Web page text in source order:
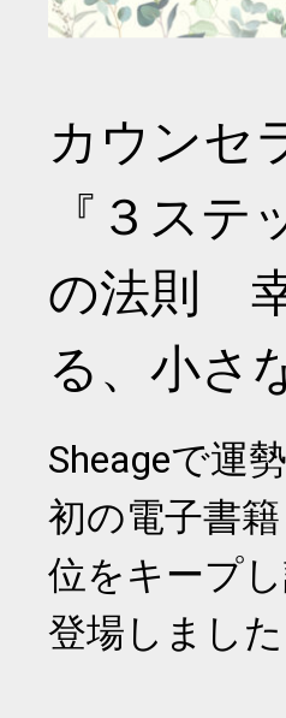
カウンセ
『３ス
の法則
る、小さ
Sheageで運
初の電子書
位をキープ
登場しまし